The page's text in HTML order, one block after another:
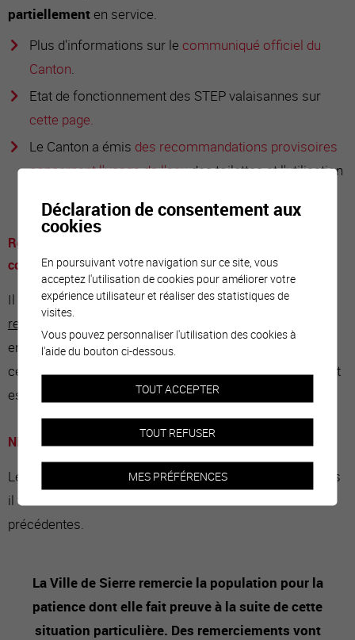
partiellementen service.
Plus d'informations sur le communiqué officiel du
Canton.
Etat de fonctionnement des STEP valaisannes sur
cette page.
Le Canton a émis des recommandations provisoires
concernant l'usage de l'eaudes toilettes et l'utilisation
Remise en service de l’électricité : purges et contrôles en
cours
Il est rappelé auxpropriétaires qu’il est de leur
responsabilité
entreprise agréée et de transmettre le rapport à OIKEN,
ceci afin d'éviter tout dégât. Une check-list a été établie et
est
Niveau de la nappe phréatique
Le niveau de la nappe phréatique est toujours élevé, mais
il tend à baisser et à revenir à son niveau des années
précédentes.
La Ville de Sierre remercie la population pour la
patience dont elle fait preuve à la suite de cette
situation particulière. Des remerciements vont
Déclaration de consentement aux
cookies
En poursuivant votre navigation sur ce site, vous
acceptez l'utilisation de cookies pour améliorer votre
expérience utilisateur et réaliser des statistiques de
visites.
Vous pouvez personnaliser l'utilisation des cookies à
l'aide du bouton ci-dessous.
TOUT ACCEPTER
TOUT REFUSER
MES PRÉFÉRENCES